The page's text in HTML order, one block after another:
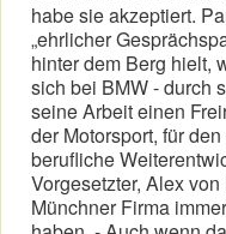
habe sie akzeptiert.
„ehrlicher
hinter dem Berg hielt,
sich bei BMW - durch
seine Arbeit einen
der Motorsport, für
berufliche
Vorgesetzter, Alex
Münchner Firma